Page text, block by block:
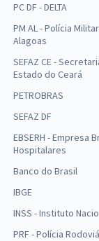
PC DF - DELTA
PM AL - Polícia
Alagoas
SEFAZ CE -
Estado do Ceará
PETROBRAS
SEFAZ DF
EBSERH - Empresa
Hospitalares
Banco do Brasil
IBGE
INSS - Instituto
PRF - Polícia